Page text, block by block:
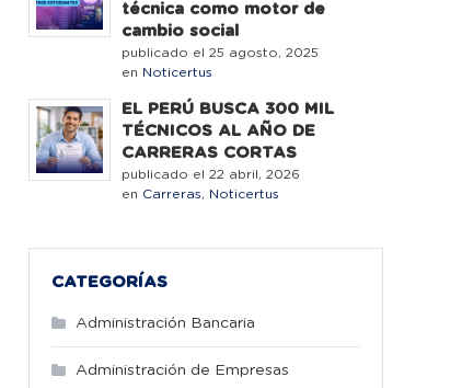
técnica como motor de
cambio social
publicado el 25 agosto, 2025
en Noticertus
EL PERÚ BUSCA 300 MIL
TÉCNICOS AL AÑO DE
CARRERAS CORTAS
publicado el 22 abril, 2026
en Carreras, Noticertus
CATEGORÍAS
Administración Bancaria
Administración de Empresas